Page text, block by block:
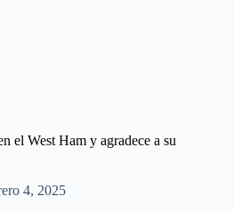
el West Ham y agradece a su
4, 2025